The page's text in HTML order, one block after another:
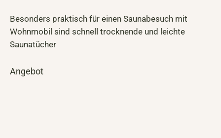
Besonders praktisch für einen Saunabesuch mit
Wohnmobil sind schnell trocknende und leichte
Saunatücher
Angebot